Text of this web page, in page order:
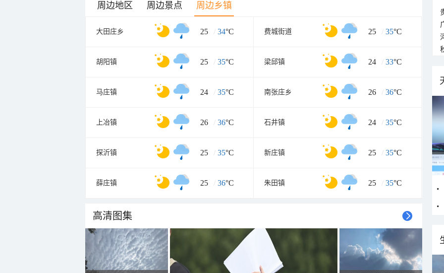
周边地区 周边景点 周边乡镇
大田庄乡 25 / 34°C 费城街道 25 / 35°C
胡阳镇 25 / 35°C 梁邱镇 24 / 33°C
马庄镇 24 / 35°C 南张庄乡 26 / 36°C
上冶镇 26 / 36°C 石井镇 24 / 35°C
探沂镇 25 / 35°C 新庄镇 25 / 35°C
薛庄镇 25 / 36°C 朱田镇 25 / 35°C
高清图集